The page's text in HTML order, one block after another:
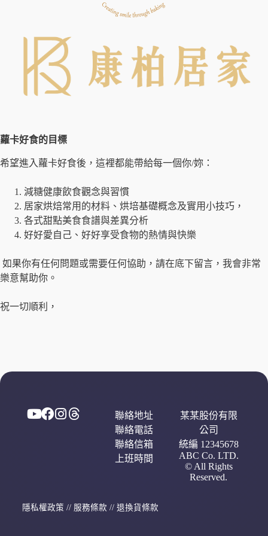
蘿卡好食的目標
希望進入蘿卡好食後，這裡都能帶給每一個你/妳：
減糖健康飲食觀念與習慣
居家烘焙常用的材料、烘培基礎概念及實用小技巧，
各式甜點美食食譜與差異分析
好好愛自己、好好享受食物的熱情與快樂
如果你有任何問題或需要任何協助，請在底下留言，我會非常
樂意幫助你。
祝一切順利，
某某股份有限
公司
統編 12345678
ABC Co. LTD.
© All Rights
Reserved.
聯絡地址
聯絡電話
聯絡信箱
上班時間
隱私權政策 // 服務條款 // 退換貨條款